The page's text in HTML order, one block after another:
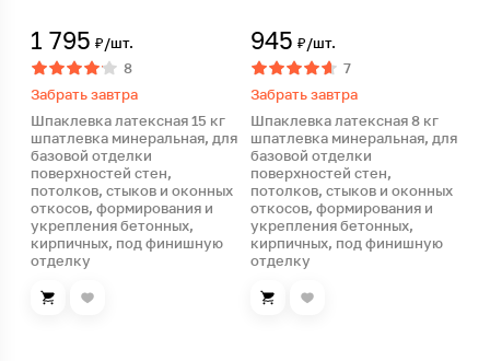
1 795 ₽/шт.
8
Забрать завтра
Шпаклевка латексная 15 кг
шпатлевка минеральная, для
базовой отделки
поверхностей стен,
потолков, стыков и оконных
откосов, формирования и
укрепления бетонных,
кирпичных, под финишную
отделку
945 ₽/шт.
7
Забрать завтра
Шпаклевка латексная 8 кг
шпатлевка минеральная, для
базовой отделки
поверхностей стен,
потолков, стыков и оконных
откосов, формирования и
укрепления бетонных,
кирпичных, под финишную
отделку